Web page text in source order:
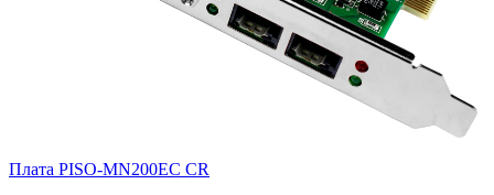
Плата PISO-MN200EC CR